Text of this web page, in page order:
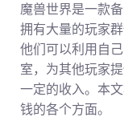
魔兽世界是一款
拥有大量的玩家
他们可以利用自
室，为其他玩家
一定的收入。本
钱的各个方面。